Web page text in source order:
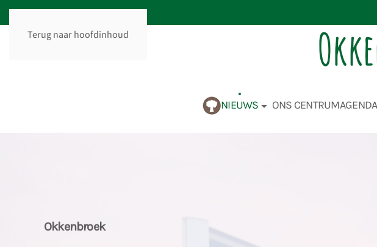
Terug naar hoofdinhoud
NIEUWS ONS CENTRUMAGENDA
Okkenbroek